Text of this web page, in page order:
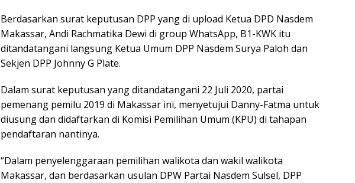
Berdasarkan surat keputusan DPP yang di upload Ketua DPD Nasdem
Makassar, Andi Rachmatika Dewi di group WhatsApp, B1-KWK itu
ditandatangani langsung Ketua Umum DPP Nasdem Surya Paloh dan
Sekjen DPP Johnny G Plate.
Dalam surat keputusan yang ditandatangani 22 Juli 2020, partai
pemenang pemilu 2019 di Makassar ini, menyetujui Danny-Fatma untuk
diusung dan didaftarkan di Komisi Pemilihan Umum (KPU) di tahapan
pendaftaran nantinya.
“Dalam penyelenggaraan pemilihan walikota dan wakil walikota
Makassar, dan berdasarkan usulan DPW Partai Nasdem Sulsel, DPP